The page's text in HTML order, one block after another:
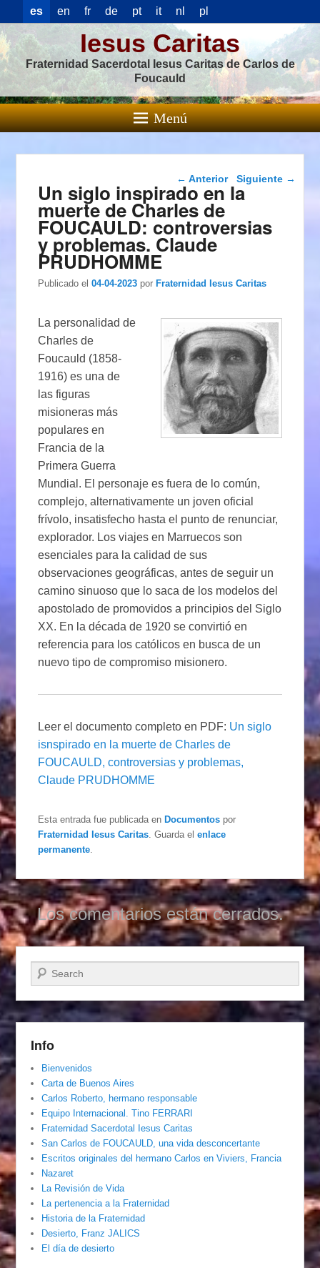
es en fr de pt it nl pl
Iesus Caritas
Fraternidad Sacerdotal Iesus Caritas de Carlos de
Foucauld
Menú
Navegación de
entradas
← Anterior Siguiente →
Un siglo inspirado en la
muerte de Charles de
FOUCAULD: controversias
y problemas. Claude
PRUDHOMME
Publicado el 04-04-2023 porFraternidad Iesus Caritas
La personalidad de
Charles de
Foucauld (1858-
1916) es una de
las figuras
misioneras más
populares en
Francia de la
Primera Guerra
Mundial. El personaje es fuera de lo común,
complejo, alternativamente un joven oficial
frívolo, insatisfecho hasta el punto de renunciar,
explorador. Los viajes en Marruecos son
esenciales para la calidad de sus
observaciones geográficas, antes de seguir un
camino sinuoso que lo saca de los modelos del
apostolado de promovidos a principios del Siglo
XX. En la década de 1920 se convirtió en
referencia para los católicos en busca de un
nuevo tipo de compromiso misionero.
Leer el documento completo en PDF: Un siglo
isnspirado en la muerte de Charles de
FOUCAULD, controversias y problemas,
Claude PRUDHOMME
Esta entrada fue publicada enDocumentos por
Fraternidad Iesus Caritas . Guarda elenlace
permanente
Los comentarios están cerrados.
Buscar
Info
Bienvenidos
Carta de Buenos Aires
Carlos Roberto, hermano responsable
Equipo Internacional. Tino FERRARI
Fraternidad Sacerdotal Iesus Caritas
San Carlos de FOUCAULD, una vida desconcertante
Escritos originales del hermano Carlos en Viviers, Francia
Nazaret
La Revisión de Vida
La pertenencia a la Fraternidad
Historia de la Fraternidad
Desierto, Franz JALICS
El día de desierto